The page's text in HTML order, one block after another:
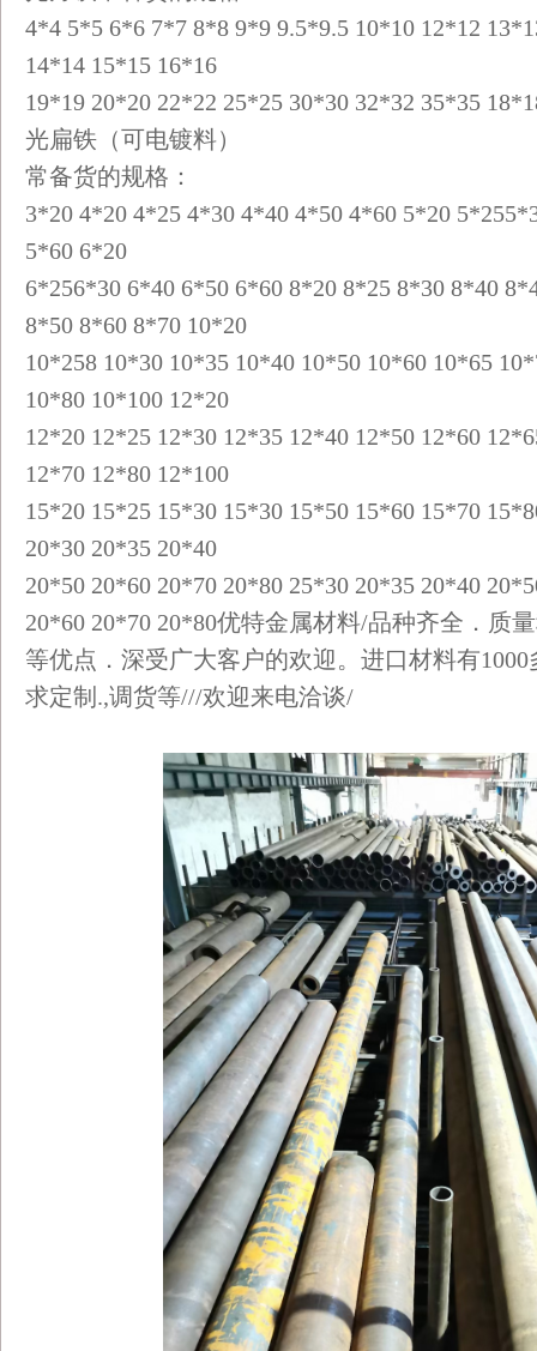
4*4 5*5 6*6 7*7 8*8 9*9 9.5*9.5 10*10 12*12
14*14 15*15 16*16
19*19 20*20 22*22 25*25 30*30 32*32 35*35
光扁铁（可电镀料）
常备货的规格：
3*20 4*20 4*25 4*30 4*40 4*50 4*60 5*20
5*60 6*20
6*256*30 6*40 6*50 6*60 8*20 8*25 8*30 8*40
8*50 8*60 8*70 10*20
10*258 10*30 10*35 10*40 10*50 10*60 10*65
10*80 10*100 12*20
12*20 12*25 12*30 12*35 12*40 12*50 12*60
12*70 12*80 12*100
15*20 15*25 15*30 15*30 15*50 15*60 15*70
20*30 20*35 20*40
20*50 20*60 20*70 20*80 25*30 20*35 20*40
20*60 20*70 20*80优特金属材料/品种齐全．质
等优点．深受广大客户的欢迎。进口材料有
求定制.,调货等///欢迎来电洽谈/